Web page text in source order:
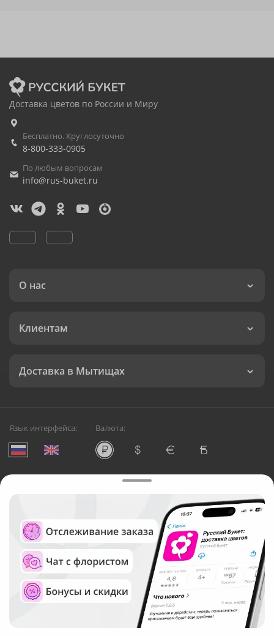
Доставка цветов по России и Миру
Бесплатно. Круглосуточно
8-800-333-0905
По любым вопросам
info@rus-buket.ru
О нас
Клиентам
Доставка в Мытищах
Язык интерфейса: Валюта:
Служба круглосуточной доставки цветов в Мытищах
Русский Букет, 2026
Общество с ограниченной ответственностью «Технология»
ОГРН: 1195476081745, ИНН: 5410081997
Юридический адрес: г. Новосибирск, ул. Ипподромская,
д.42, оф. 3
Рейтинг Русского букета